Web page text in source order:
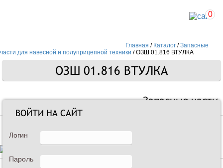
0
Главная / Каталог /Запасные
части для навесной и полуприцепной техники /ОЗШ 01.816 ВТУЛКА
ОЗШ 01.816 ВТУЛКА
Запасные части
ВОЙТИ НА САЙТ
Логин
Пароль